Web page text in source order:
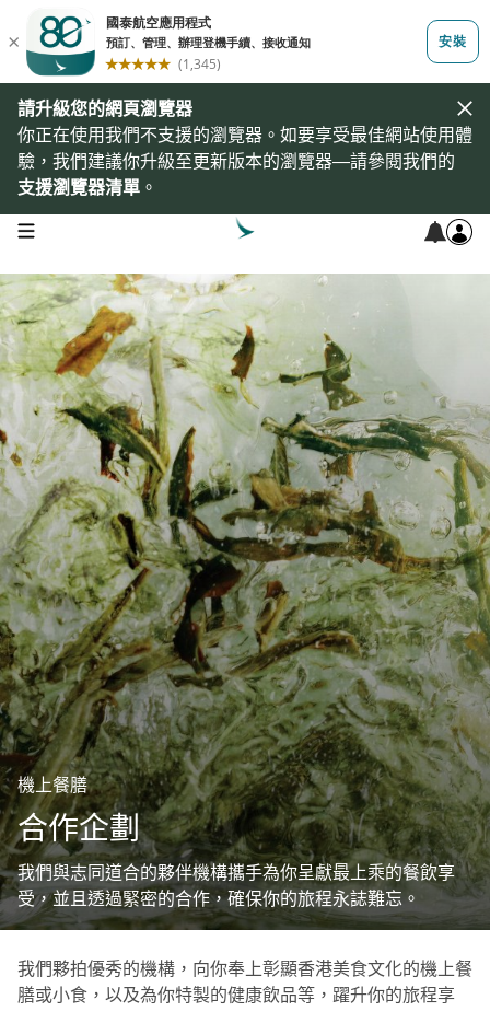
請升級您的網頁瀏覽器
你正在使用我們不支援的瀏覽器。如要享受最佳網站使用體
驗，我們建議你升級至更新版本的瀏覽器—請參閱我們的
支援瀏覽器清單 。
open navigation menu
機上餐膳
合作企劃
我們與志同道合的夥伴機構攜手為你呈獻最上乘的餐飲享
受，並且透過緊密的合作，確保你的旅程永誌難忘。
我們夥拍優秀的機構，向你奉上彰顯香港美食文化的機上餐
膳或小食，以及為你特製的健康飲品等，躍升你的旅程享